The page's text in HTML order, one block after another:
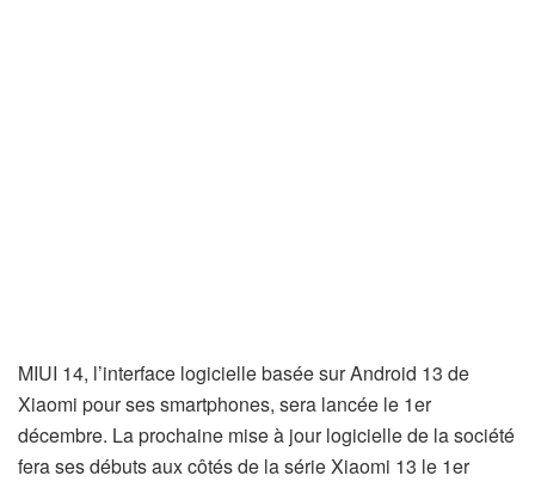
MIUI 14, l’interface logicielle basée sur Android 13 de
Xiaomi pour ses smartphones, sera lancée le 1er
décembre. La prochaine mise à jour logicielle de la société
fera ses débuts aux côtés de la série Xiaomi 13 le 1er